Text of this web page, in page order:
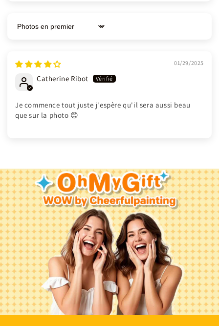
Sort by
01/29/2025
Catherine Ribot
Je commence tout juste j'espère qu'il sera aussi beau
que sur la photo 😊